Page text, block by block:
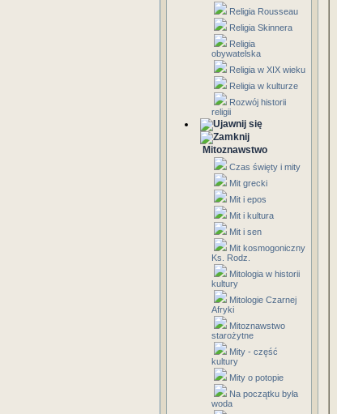
Religia Rousseau
Religia Skinnera
Religia
obywatelska
Religia w XIX wieku
Religia w kulturze
Rozwój historii
religii
Mitoznawstwo
Czas święty i mity
Mit grecki
Mit i epos
Mit i kultura
Mit i sen
Mit kosmogoniczny
Ks. Rodz.
Mitologia w historii
kultury
Mitologie Czarnej
Afryki
Mitoznawstwo
starożytne
Mity - część
kultury
Mity o potopie
Na początku była
woda